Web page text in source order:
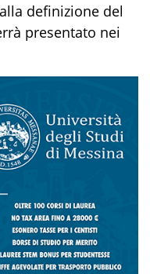
definizione del
presentato nei